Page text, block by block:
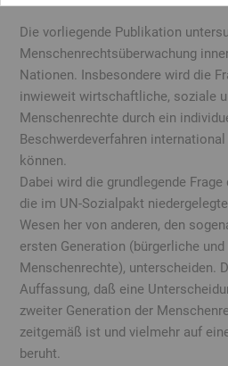
Die vorliegende Publikation
Menschenrechtsüberwachung
Nationen. Insbesondere wird die
inwieweit wirtschaftliche, soziale
Menschenrechte durch ein
Beschwerdeverfahren
können.
Dabei wird die grundlegende
die im UN-Sozialpakt
Wesen her von anderen, den
ersten Generation (bürgerliche
Menschenrechte), unterscheiden.
Auffassung, daß eine
zweiter Generation der
zeitgemäß ist und vielmehr auf
beruht.